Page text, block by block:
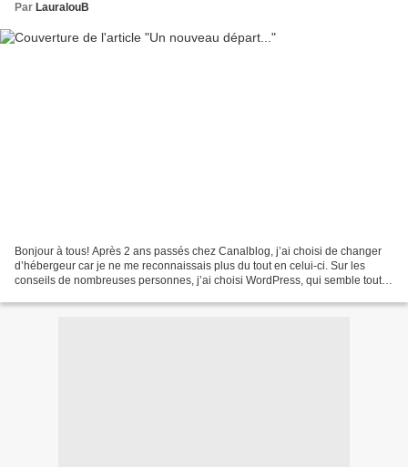
Par LauralouB
Bonjour à tous! Après 2 ans passés chez Canalblog, j’ai choisi de changer
d’hébergeur car je ne me reconnaissais plus du tout en celui-ci. Sur les
conseils de nombreuses personnes, j’ai choisi WordPress, qui semble tout à